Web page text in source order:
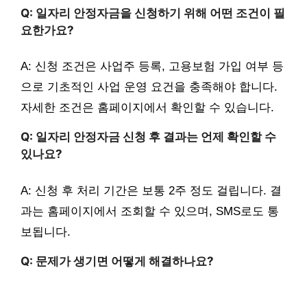
Q: 일자리 안정자금을 신청하기 위해 어떤 조건이 필
요한가요?
A: 신청 조건은 사업주 등록, 고용보험 가입 여부 등
으로 기초적인 사업 운영 요건을 충족해야 합니다.
자세한 조건은 홈페이지에서 확인할 수 있습니다.
Q: 일자리 안정자금 신청 후 결과는 언제 확인할 수
있나요?
A: 신청 후 처리 기간은 보통 2주 정도 걸립니다. 결
과는 홈페이지에서 조회할 수 있으며, SMS로도 통
보됩니다.
Q: 문제가 생기면 어떻게 해결하나요?